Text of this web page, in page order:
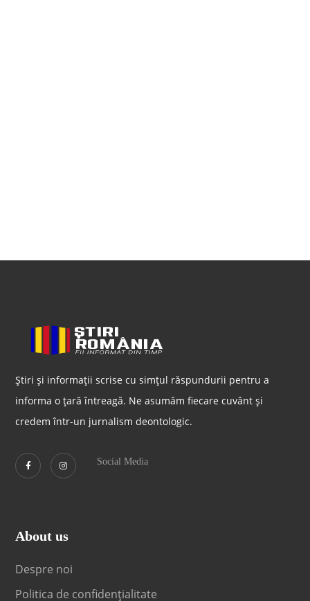
Știri și informații scrise cu simțul răspundurii pentru a
informa o țară întreagă. Ne asumăm fiecare cuvânt și
credem într-un jurnalism deontologic.
Social Media
About us
Despre noi
Politica de confidențialitate